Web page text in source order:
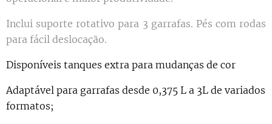
Inclui suporte rotativo para 3 garrafas. Pés com rodas
para fácil deslocação.
Disponíveis tanques extra para mudanças de cor
Adaptável para garrafas desde 0,375 L a 3L de variados
formatos;